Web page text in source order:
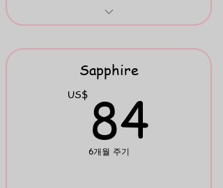
Phonics Flipbook
Spelling Rules Flipbook
Sapphire
US$ 84
6개월 주기